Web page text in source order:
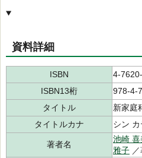
資料詳細
ISBN
4-
ISBN13桁
978-4-
タイトル
新家庭
タイトルカナ
シン
著者名
池崎 喜
雅子